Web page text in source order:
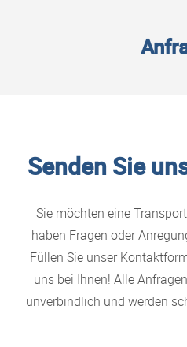
Senden Sie
Sie möchten eine
haben Fragen oder
Füllen Sie unser
uns bei Ihnen! Alle
unverbindlich und werden